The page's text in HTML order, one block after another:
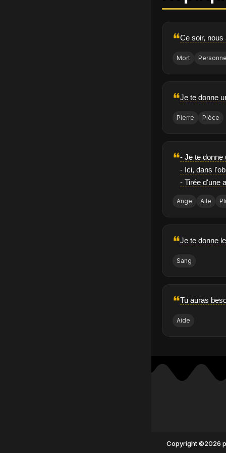
❝Ce soir,
Mort Personne
❝Je te donne
Pierre Pièce
❝- Je te donne
- Ici, dans
- Tirée d'une
Ange Aile
❝Je te donne
Sang
❝Tu auras
Aide
Copyright ©2026